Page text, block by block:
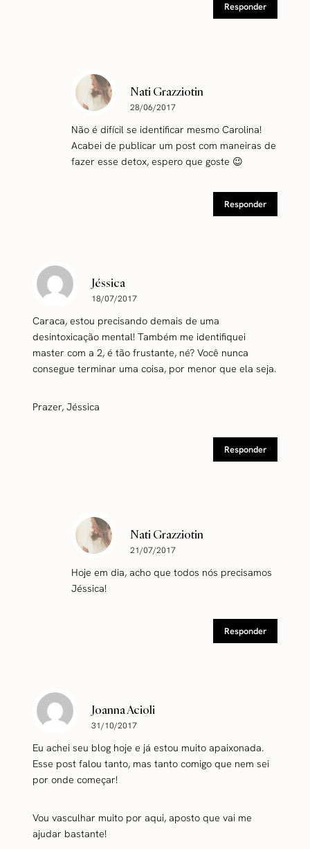
Responder
Nati Grazziotin
28/06/2017
Não é difícil se identificar mesmo Carolina!
Acabei de publicar um post com maneiras de
fazer esse detox, espero que goste 😉
Responder
Jéssica
18/07/2017
Caraca, estou precisando demais de uma
desintoxicação mental! Também me identifiquei
master com a 2, é tão frustante, né? Você nunca
consegue terminar uma coisa, por menor que ela seja.
Prazer, Jéssica
Responder
Nati Grazziotin
21/07/2017
Hoje em dia, acho que todos nós precisamos
Jéssica!
Responder
Joanna Acioli
31/10/2017
Eu achei seu blog hoje e já estou muito apaixonada.
Esse post falou tanto, mas tanto comigo que nem sei
por onde começar!
Vou vasculhar muito por aqui, aposto que vai me
ajudar bastante!